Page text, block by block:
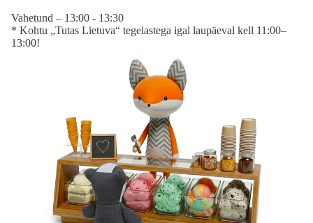
Vahetund – 13:00 - 13:30
* Kohtu „Tutas Lietuva“ tegelastega igal laupäeval kell 11:00–
13:00!